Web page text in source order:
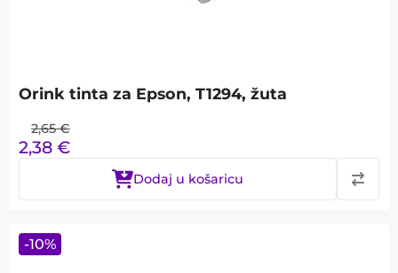
Orink tinta za Epson, T1294, žuta
2,65 €
2,38 €
Dodaj u košaricu
-10%